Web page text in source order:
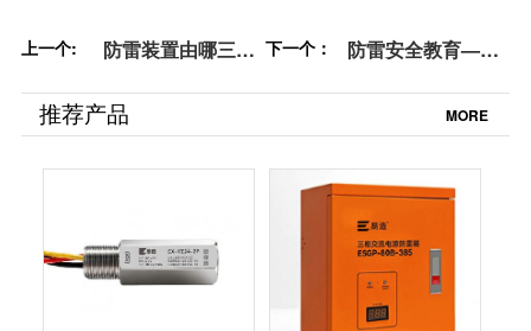
上一个:
防雷装置由哪三部
你！收藏【杭州易
造】
下一个：
防雷安全教育—防
识,看到就是赚到
【杭州易造】
推荐产品 MORE